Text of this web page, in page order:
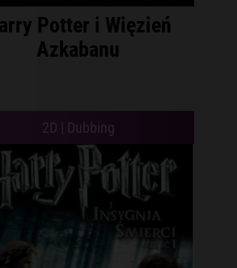
Potter i Więzień
Azkabanu
2D | Dubbing